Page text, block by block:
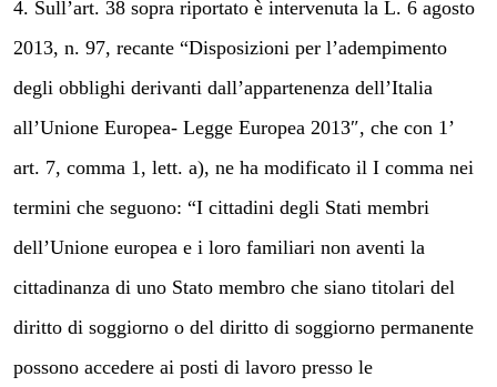
4. Sull’art. 38 sopra riportato è intervenuta la L. 6 agosto
2013, n. 97, recante “Disposizioni per l’adempimento
degli obblighi derivanti dall’appartenenza dell’Italia
all’Unione Europea- Legge Europea 2013″, che con 1’
art. 7, comma 1, lett. a), ne ha modificato il I comma nei
termini che seguono: “I cittadini degli Stati membri
dell’Unione europea e i loro familiari non aventi la
cittadinanza di uno Stato membro che siano titolari del
diritto di soggiorno o del diritto di soggiorno permanente
possono accedere ai posti di lavoro presso le